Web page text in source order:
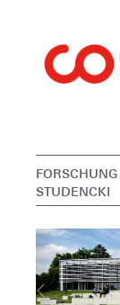
FORSCHUNG
STUDENCKI